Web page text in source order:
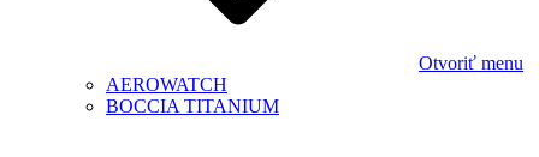
Otvoriť menu
AEROWATCH
BOCCIA TITANIUM